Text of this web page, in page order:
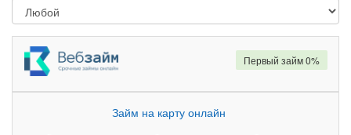
Займ на карту онлайн
Первый займ 0%